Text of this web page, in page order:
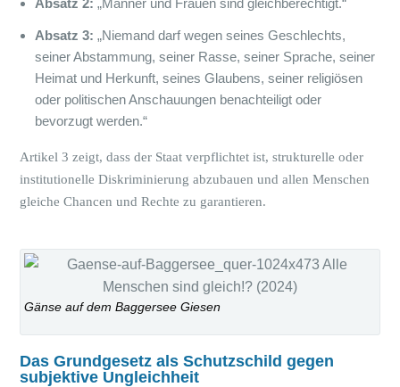
Absatz 2: „Männer und Frauen sind gleichberechtigt.“
Absatz 3: „Niemand darf wegen seines Geschlechts,
seiner Abstammung, seiner Rasse, seiner Sprache, seiner
Heimat und Herkunft, seines Glaubens, seiner religiösen
oder politischen Anschauungen benachteiligt oder
bevorzugt werden.“
Artikel 3 zeigt, dass der Staat verpflichtet ist, strukturelle oder
institutionelle Diskriminierung abzubauen und allen Menschen
gleiche Chancen und Rechte zu garantieren.
Gänse auf dem Baggersee Giesen
Das Grundgesetz als Schutzschild gegen
subjektive Ungleichheit